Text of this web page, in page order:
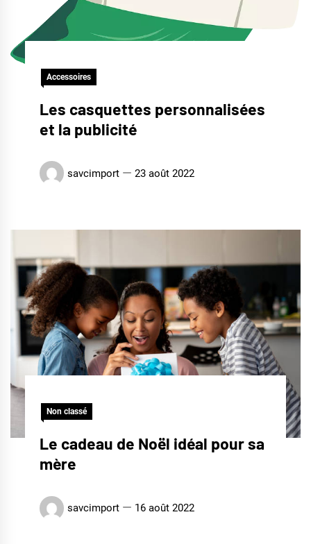
Accessoires
Les casquettes personnalisées
et la publicité
savcimport 23 août 2022
Non classé
Le cadeau de Noël idéal pour sa
mère
savcimport 16 août 2022